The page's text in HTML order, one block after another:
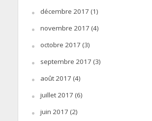
décembre 2017 (1)
novembre 2017 (4)
octobre 2017 (3)
septembre 2017 (3)
août 2017 (4)
juillet 2017 (6)
juin 2017 (2)